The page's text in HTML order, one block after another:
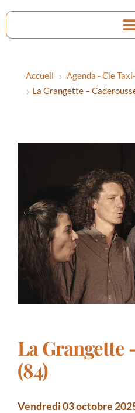
Accueil Agenda - Cie
La Grangette –
La Grangette
(84)
Vendredi 03 octobre